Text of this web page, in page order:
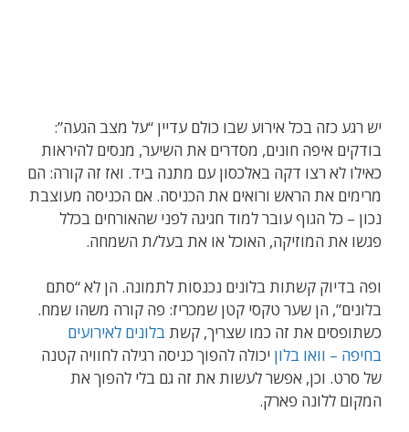
יש רגע כזה בכל אירוע שבו כולם עדיין “על מצב הגעה”:
בודקים איפה חונים, מסדרים את השיער, מנסים להיראות
כאילו לא רצו דקה באלכסון עם מתנה ביד. ואז זה קורה: הם
מרימים את הראש ורואים את הכניסה. אם הכניסה מעוצבת
נכון – כל הגוף עובר למוד חגיגה לפני שהאורחים בכלל
פגשו את המוזיקה, האוכל או את בעל/ת השמחה.
ופה בדיוק קשתות בלונים נכנסות לתמונה. הן לא “סתם
בלונים”, הן שער טקסי קטן שמכריז: פה קורה משהו שמח.
כשתופסים את זה כמו שצריך, קשת בלונים לאירועים
בחיפה – וואו בלון יכולה להפוך כניסה רגילה לחוויה קטנה
של סרט. וכן, אפשר לעשות את זה גם בלי להפוך את
המקום ללונה פארק.